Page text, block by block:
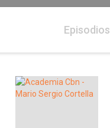
Episodios